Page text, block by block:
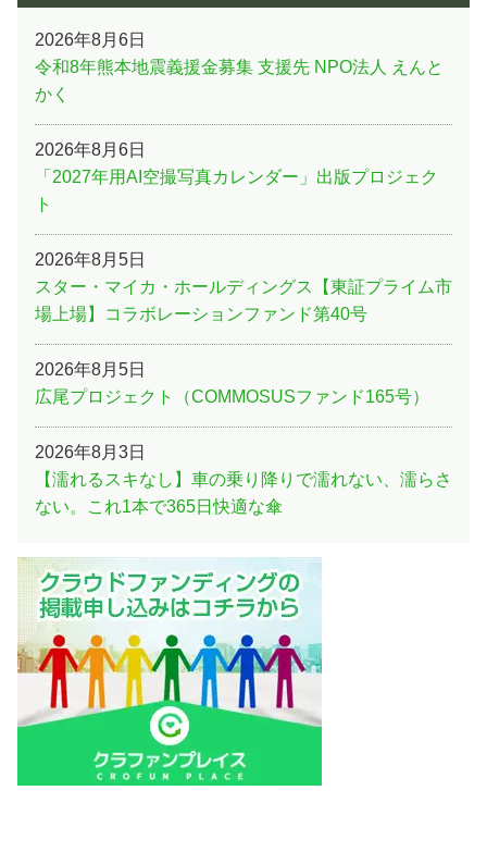
2026年8月6日
令和8年熊本地震義援金募集 支援先 NPO法人 えんと
かく
2026年8月6日
「2027年用AI空撮写真カレンダー」出版プロジェク
ト
2026年8月5日
スター・マイカ・ホールディングス【東証プライム市
場上場】コラボレーションファンド第40号
2026年8月5日
広尾プロジェクト（COMMOSUSファンド165号）
2026年8月3日
【濡れるスキなし】車の乗り降りで濡れない、濡らさ
ない。これ1本で365日快適な傘